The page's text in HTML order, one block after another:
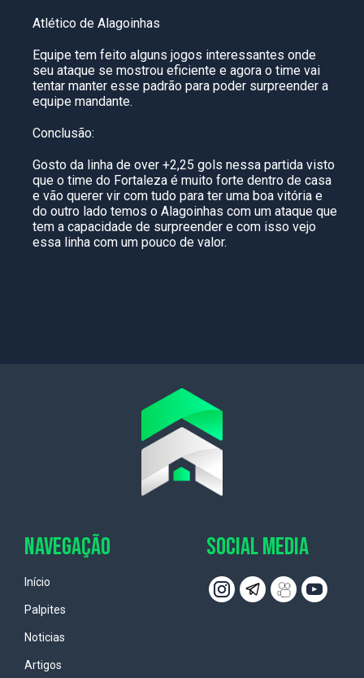
Atlético de Alagoinhas
Equipe tem feito alguns jogos interessantes onde
seu ataque se mostrou eficiente e agora o time vai
tentar manter esse padrão para poder surpreender a
equipe mandante.
Conclusão:
Gosto da linha de over +2,25 gols nessa partida visto
que o time do Fortaleza é muito forte dentro de casa
e vão querer vir com tudo para ter uma boa vitória e
do outro lado temos o Alagoinhas com um ataque que
tem a capacidade de surpreender e com isso vejo
essa linha com um pouco de valor.
NAVEGAÇÃO
Início
Palpites
Noticias
Artigos
SOCIAL MEDIA